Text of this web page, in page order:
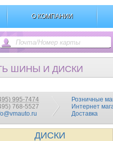
О КОМПАНИИ
ШИНЫ И ДИСКИ
995-7474
768-5527
Розничные
Интернет
Доставка
ДИСКИ